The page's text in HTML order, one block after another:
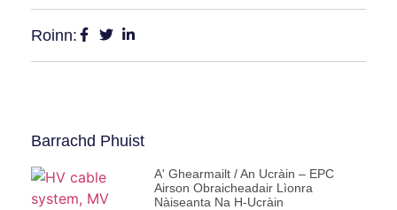
Roinn:
Barrachd Phuist
A' Ghearmailt / An Ucràin – EPC
Airson Obraicheadair Lìonra
Nàiseanta Na H-Ucràin